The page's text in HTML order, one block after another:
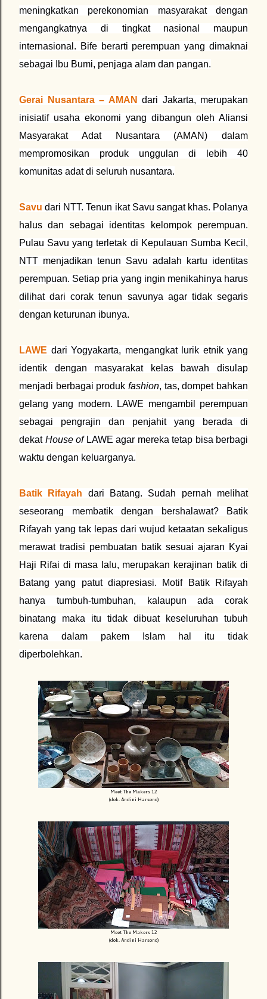
meningkatkan perekonomian masyarakat dengan
mengangkatnya di tingkat nasional maupun
internasional. Bife berarti perempuan yang dimaknai
sebagai Ibu Bumi, penjaga alam dan pangan.
Gerai Nusantara – AMAN dari Jakarta, merupakan
inisiatif usaha ekonomi yang dibangun oleh Aliansi
Masyarakat Adat Nusantara (AMAN) dalam
mempromosikan produk unggulan di lebih 40
komunitas adat di seluruh nusantara.
Savu dari NTT. Tenun ikat Savu sangat khas. Polanya
halus dan sebagai identitas kelompok perempuan.
Pulau Savu yang terletak di Kepulauan Sumba Kecil,
NTT menjadikan tenun Savu adalah kartu identitas
perempuan. Setiap pria yang ingin menikahinya harus
dilihat dari corak tenun savunya agar tidak segaris
dengan keturunan ibunya.
LAWE dari Yogyakarta, mengangkat lurik etnik yang
identik dengan masyarakat kelas bawah disulap
menjadi berbagai produk fashion, tas, dompet bahkan
gelang yang modern. LAWE mengambil perempuan
sebagai pengrajin dan penjahit yang berada di
dekat House ofLAWE agar mereka tetap bisa berbagi
waktu dengan keluarganya.
Batik Rifayah dari Batang. Sudah pernah melihat
seseorang membatik dengan bershalawat? Batik
Rifayah yang tak lepas dari wujud ketaatan sekaligus
merawat tradisi pembuatan batik sesuai ajaran Kyai
Haji Rifai di masa lalu, merupakan kerajinan batik di
Batang yang patut diapresiasi. Motif Batik Rifayah
hanya tumbuh-tumbuhan, kalaupun ada corak
binatang maka itu tidak dibuat keseluruhan tubuh
karena dalam pakem Islam hal itu tidak
diperbolehkan.
Meet The Makers 12
(dok. Andini Harsono)
Meet The Makers 12
(dok. Andini Harsono)